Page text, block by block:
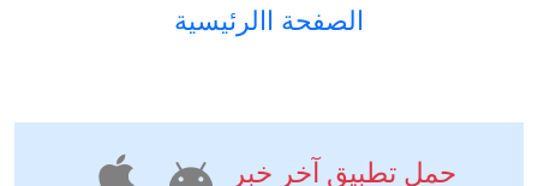
الصفحة االرئيسية
حمل تطبيق آخر خبر